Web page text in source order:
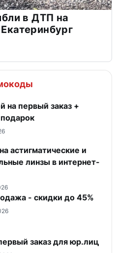
в ДТП на
на первый заказ +
астигматические и
линзы в интернет-
- скидки до 45%
заказ для юр.лиц